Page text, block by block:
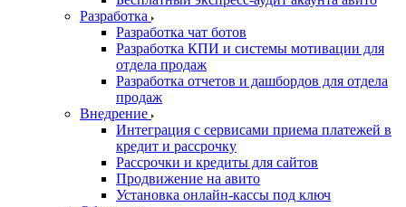
Разработка
Разработка чат ботов
Разработка КПИ и системы мотивации для
отдела продаж
Разработка отчетов и дашбордов для отдела
продаж
Внедрение
Интеграция с сервисами приема платежей в
кредит и рассрочку
Рассрочки и кредиты для сайтов
Продвижение на авито
Установка онлайн-кассы под ключ